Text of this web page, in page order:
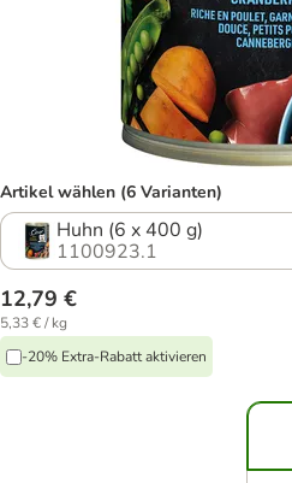
Artikel wählen (6 Varianten)
Huhn (6 x 400 g)
1100923.1
12,79 €
5,33 € / kg
-20% Extra-Rabatt aktivieren